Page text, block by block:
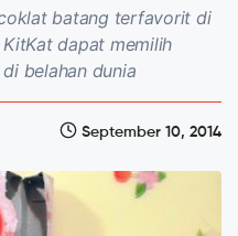
batang terfavorit di
dapat memilih
belahan dunia
September 10, 2014